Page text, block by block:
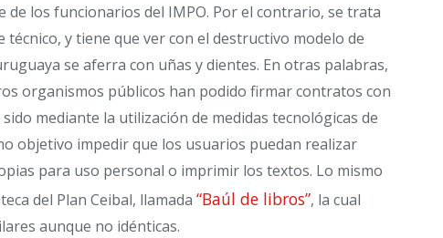
de los funcionarios del IMPO. Por el contrario, se trata
y tiene que ver con el destructivo modelo de
se aferra con uñas y dientes. En otras palabras,
organismos públicos han podido firmar contratos con
mediante la utilización de medidas tecnológicas de
objetivo impedir que los usuarios puedan realizar
para uso personal o imprimir los textos. Lo mismo
del Plan Ceibal, llamada “Baúl de libros”, la cual
aunque no idénticas.